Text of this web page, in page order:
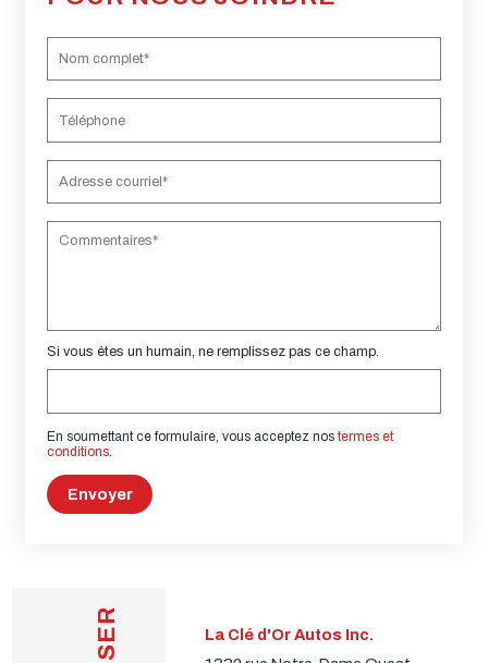
Si vous êtes un humain, ne remplissez pas ce champ.
En soumettant ce formulaire, vous acceptez nostermes et
conditions
Envoyer
La Clé d'Or Autos Inc.